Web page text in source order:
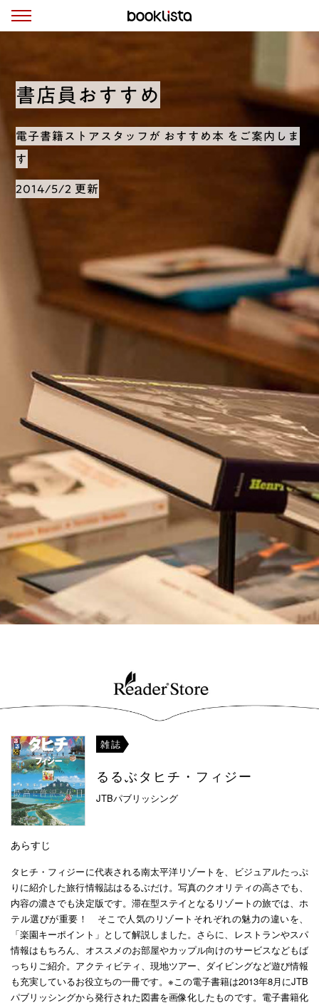
書店員おすすめ
電子書籍ストアスタッフが おすすめ本 をご案内しま
す
2014/5/2 更新
雑誌
るるぶタヒチ・フィジー
JTBパブリッシング
あらすじ
タヒチ・フィジーに代表される南太平洋リゾートを、ビジュアルたっぷ
りに紹介した旅行情報誌はるるぶだけ。写真のクオリティの高さでも、
内容の濃さでも決定版です。滞在型ステイとなるリゾートの旅では、ホ
テル選びが重要！ そこで人気のリゾートそれぞれの魅力の違いを、
「楽園キーポイント」として解説しました。さらに、レストランやスパ
情報はもちろん、オススメのお部屋やカップル向けのサービスなどもば
っちりご紹介。アクティビティ、現地ツアー、ダイビングなど遊び情報
も充実しているお役立ちの一冊です。※この電子書籍は2013年8月にJTB
パブリッシングから発行された図書を画像化したものです。電子書籍化